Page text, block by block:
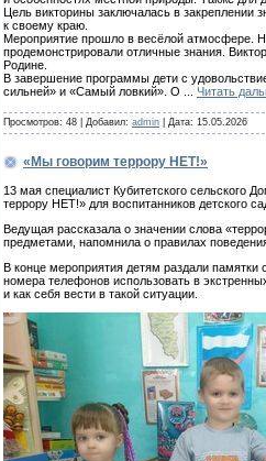
Цель викторины заключалась в закреплении
к своему краю.
Мероприятие прошло в весёлой атмосфере.
продемонстрировали отличные знания.
Родине.
В завершение программы дети с
сильней» и «Самый ловкий». О
Читать
Просмотров: 48 Добавил: admin Дата: 15.05.2026
«Мы говорим террору НЕТ!»
13 мая специалист Кубитетского сельского
террору НЕТ!» для воспитанников детского
Ведущая рассказала о значении слова
предметами, напомнила о правилах
В конце мероприятия детям раздали памятки
номера телефонов использовать в
и как себя вести в такой ситуации.